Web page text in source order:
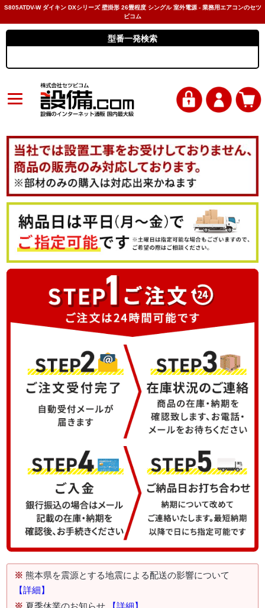
S805ATDV-W ダイキン DXシリーズ 壁掛形 26畳程度 シングル 室外電源 - 業務用エアコンのセツ
ビコム
型番一発検索
※ 熊本県を震源とする地震による配送の影響について
【詳細】
※ 夏季休業のお知らせ
【詳細】